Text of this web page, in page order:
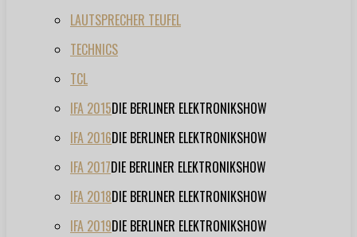
LAUTSPRECHER TEUFEL
TECHNICS
TCL
IFA 2015DIE BERLINER ELEKTRONIKSHOW
IFA 2016DIE BERLINER ELEKTRONIKSHOW
IFA 2017DIE BERLINER ELEKTRONIKSHOW
IFA 2018DIE BERLINER ELEKTRONIKSHOW
IFA 2019DIE BERLINER ELEKTRONIKSHOW